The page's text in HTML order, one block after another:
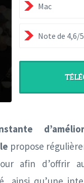
Mac
Note de 4,6/5
propose
afin d’offrir